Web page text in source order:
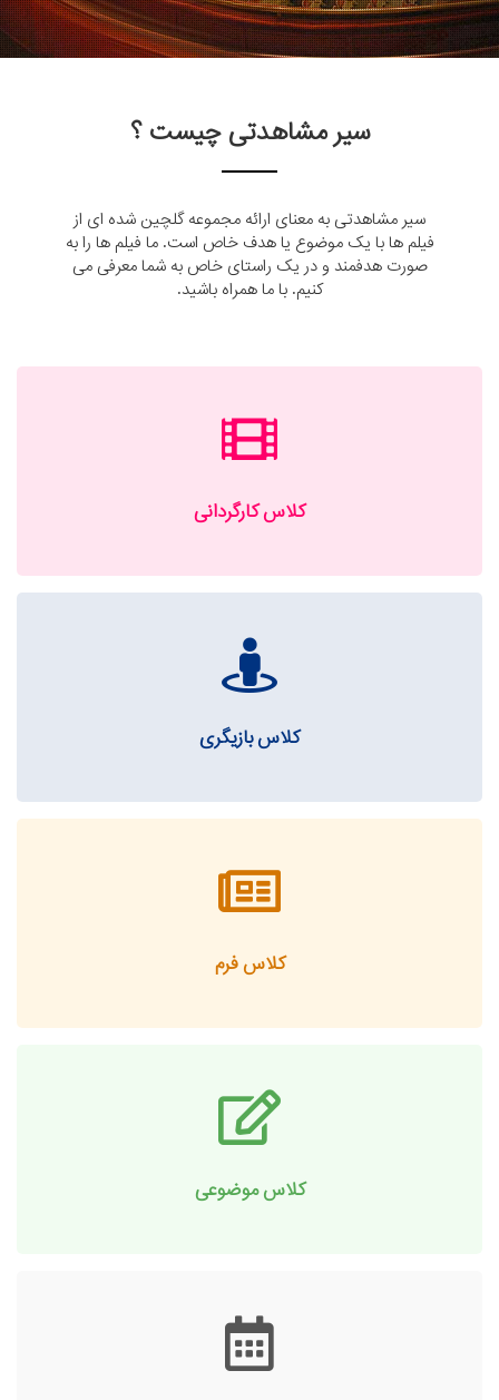
سیر مشاهدتی چیست ؟
سیر مشاهدتی به معنای ارائه مجموعه گلچین شده ای از
فیلم ها با یک موضوع یا هدف خاص است. ما فیلم ها را به
صورت هدفمند و در یک راستای خاص به شما معرفی می
کنیم. با ما همراه باشید.
کلاس کارگردانی
کلاس بازیگری
کلاس فرم
کلاس موضوعی